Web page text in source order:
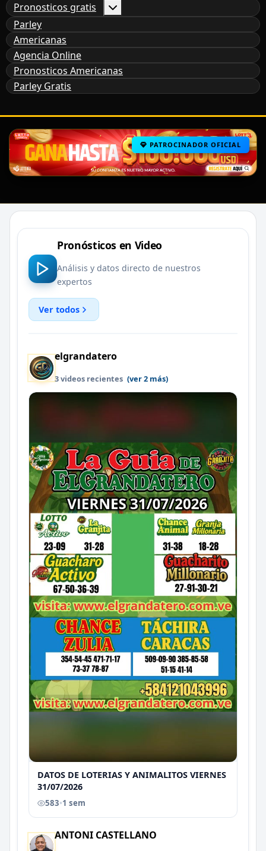
Pronosticos gratis
Parley
Americanas
Agencia Online
Pronosticos Americanas
Parley Gratis
PATROCINADOR OFICIAL
Pronósticos en Video
Análisis y datos directo de nuestros
expertos
Ver todos
elgrandatero
3 videos recientes (ver 2 más)
DATOS DE LOTERIAS Y ANIMALITOS VIERNES
31/07/2026
583•1 sem
ANTONI CASTELLANO